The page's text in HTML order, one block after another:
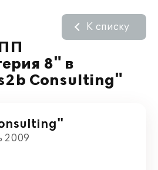
8" в
Consulting"
К списку
2009